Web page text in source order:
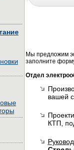
Мы предложим
заполните
Отдел
вашей
КТП,